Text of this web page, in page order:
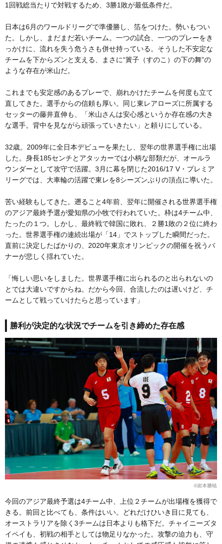
1回戦総当たりで対戦するため、3勝1敗が最低条件だ。
日本は6月のワールドリーグで準優勝し、箔をつけた。勢いもつい
た。しかし、まだまだ若いチーム。一つの試合、一つのプレーをき
っかけに、流れを失う危うさも併せ持っている。そうした不安定な
チームを下からズンと支える、まさに“簀子（すのこ）の下の舞”の
ような存在が米山だ。
これまでも安定感のあるプレーで、崩れかけたチームを何度も立て
直してきた。選手からの信頼も厚い。同じ東レアローズに所属する
セッターの藤井直伸も、「米山さんは安心感というか存在感の大き
な選手。背中を見ながら頑張っていきたい」と頼りにしている。
32歳。2009年に全日本デビューを果たし、翌年の世界選手権に出場
した。身長185センチとアタッカーでは小柄な部類だが、オールラ
ウンダーとして攻守で活躍。3月に幕を閉じた2016/17 V・プレミア
リーグでは、大車輪の活躍で東レを8シーズンぶりの頂点に導いた。
苦い経験もしてきた。遡ること4年前、翌年に開催される世界選手権
のアジア最終予選が愛知県の小牧で行われていた。枠は4チーム中、
たったの１つ。しかし、最終戦で韓国に敗れ、２勝1敗の２位に終わ
った。世界選手権の連続出場が「14」でストップした瞬間だった。
直前に決定したばかりの、2020年東京オリンピックの開催を祝うバ
ナーが悲しく揺れていた。
「悔しい思いをしました。世界選手権に出られるのと出られないの
とでは大違いですからね。だから今回、合流したのは遅いけど、チ
ームとして戦っていけたらと思っています」
勝利が決定的な状況でチームを引き締めた存在感
©岩本勝暁
今回のアジア最終予選は4チーム中、上位２チームが出場権を獲得で
きる。前回と比べても、条件はいい。どれだけひいき目に見ても、
オーストラリアを除く3チームは日本よりも格下だ。チャイニーズタ
イペイも、初戦の相手としては物足りなかった。攻撃の迫力も、守